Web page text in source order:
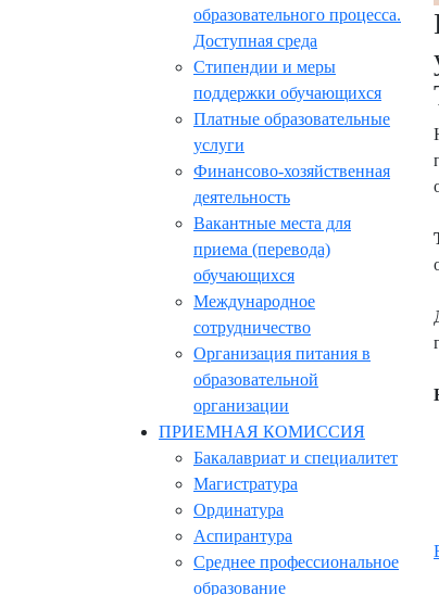
образовательного процесса.
Доступная среда
Стипендии и меры
поддержки обучающихся
Платные образовательные
услуги
Финансово-хозяйственная
деятельность
Вакантные места для
приема (перевода)
обучающихся
Международное
сотрудничество
Организация питания в
образовательной
организации
ПРИЕМНАЯ КОМИССИЯ
Бакалавриат и специалитет
Магистратура
Ординатура
Аспирантура
Среднее профессиональное
образование